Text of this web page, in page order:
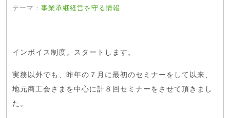
テーマ： 事業承継経営を守る情報
インボイス制度。スタートします。
実務以外でも、昨年の７月に最初のセミナーをして以来、
地元商工会さまを中心に計８回セミナーをさせて頂きまし
た。